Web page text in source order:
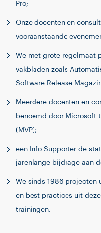
Pro;
Onze docenten en
vooraanstaande
We met grote regelmaat
vakbladen zoals
Software Release
Meerdere docenten en
benoemd door Microsoft
(MVP);
een Info Supporter de
jarenlange bijdrage aan
We sinds 1986 projecten
en best practices uit
trainingen.